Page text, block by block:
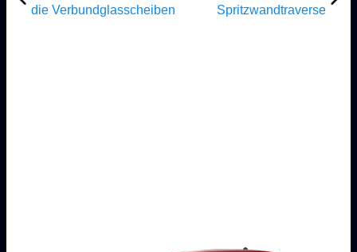
die Verbundglasscheiben
Spritzwandtraverse